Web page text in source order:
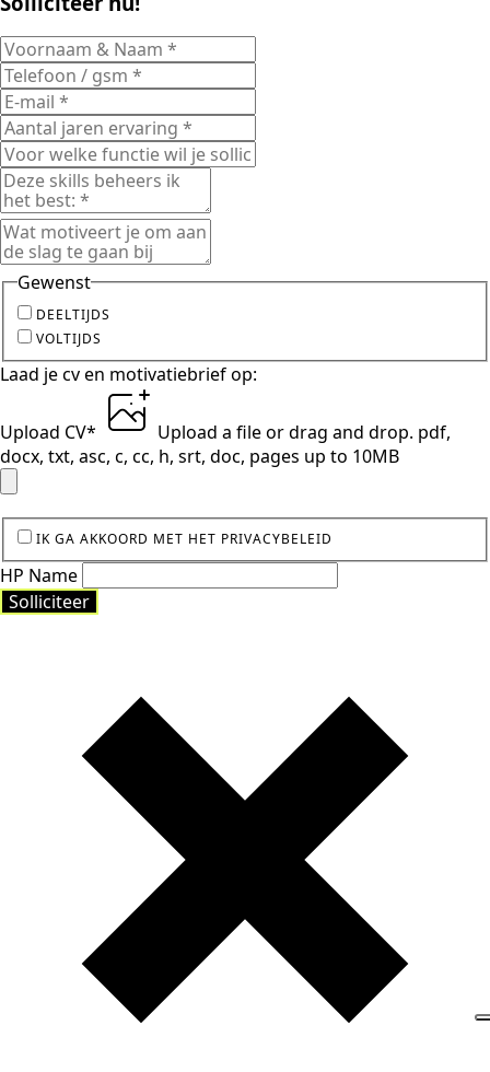
Gewenst
DEELTIJDS
VOLTIJDS
Laad je cv en motivatiebrief op:
Upload CV* Upload a fileor drag and drop. pdf,
docx, txt, asc, c, cc, h, srt, doc, pages up to 10MB
IK GA AKKOORD MET HET PRIVACYBELEID
HP Name
Solliciteer